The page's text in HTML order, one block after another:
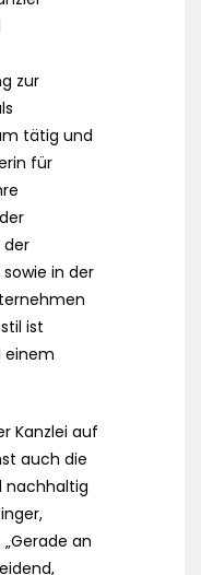
zur
tätig und
für
der
in der
ist
einem
Kanzlei auf
auch die
nachhaltig
an